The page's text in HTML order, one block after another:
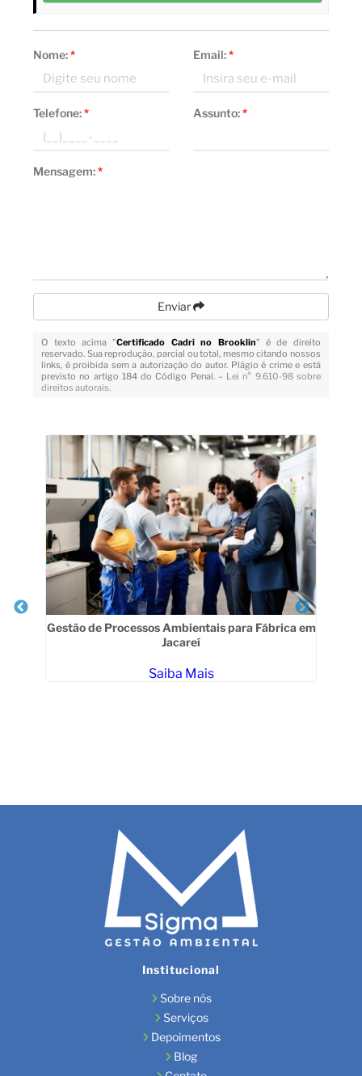
Nome:* Email:*
Telefone:* Assunto:*
Mensagem:*
Enviar
O texto acima "Certificado Cadri no Brooklin" é de direito
reservado. Sua reprodução, parcial ou total, mesmo citando nossos
links, é proibida sem a autorização do autor. Plágio é crime e está
previsto no artigo 184 do Código Penal. – Lei n° 9.610-98 sobre
direitos autorais.
Gestão de Processos Ambientais para Fábrica em
Jacareí
Saiba Mais
Institucional
Sobre nós
Serviços
Depoimentos
Blog